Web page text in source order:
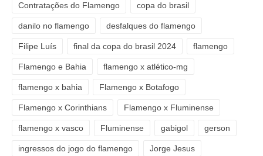
Contratações do Flamengo copa do brasil
danilo no flamengo desfalques do flamengo
Filipe Luís final da copa do brasil 2024 flamengo
Flamengo e Bahia flamengo x atlético-mg
flamengo x bahia Flamengo x Botafogo
Flamengo x Corinthians Flamengo x Fluminense
flamengo x vasco Fluminense gabigol gerson
ingressos do jogo do flamengo Jorge Jesus